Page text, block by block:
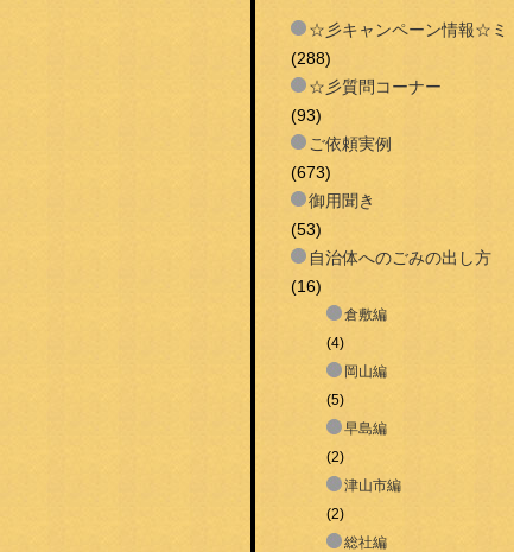
☆彡キャンペーン情報☆ミ
(288)
☆彡質問コーナー
(93)
ご依頼実例
(673)
御用聞き
(53)
自治体へのごみの出し方
(16)
倉敷編
(4)
岡山編
(5)
早島編
(2)
津山市編
(2)
総社編